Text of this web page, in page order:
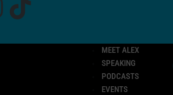
MEET ALEX
SPEAKING
PODCASTS
EVENTS